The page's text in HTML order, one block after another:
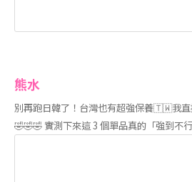
熊水
別再跑日韓了！台灣也有超強保養🇹🇼我直
🤣🤣🤣 實測下來這 3 個單品真的「強到不